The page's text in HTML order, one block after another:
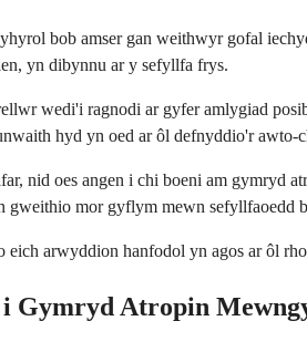
bob amser gan weithwyr gofal
yn dibynnu ar y sefyllfa frys.
wedi'i ragnodi ar gyfer amlygiad
hyd yn oed ar ôl defnyddio'r awto-
nid oes angen i chi boeni am gymryd
gweithio mor gyflym mewn sefyllfaoedd
arwyddion hanfodol yn agos ar ôl
Gymryd Atropin